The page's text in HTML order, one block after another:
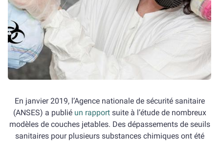
En janvier 2019, l’Agence nationale de sécurité sanitaire
(ANSES) a publié un rapportsuite à l’étude de nombreux
modèles de couches jetables. Des dépassements de seuils
sanitaires pour plusieurs substances chimiques ont été